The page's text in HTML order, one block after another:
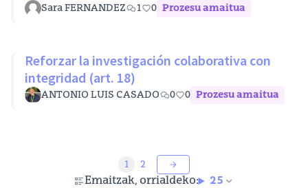
Sara FERNANDEZ 1 0 Prozesu amaitua
Reforzar la investigación colaborativa con
integridad (art. 18)
ANTONIO LUIS CASADO 0 0 Prozesu amaitua
Emaitzak, orrialdeko: 25
1 2